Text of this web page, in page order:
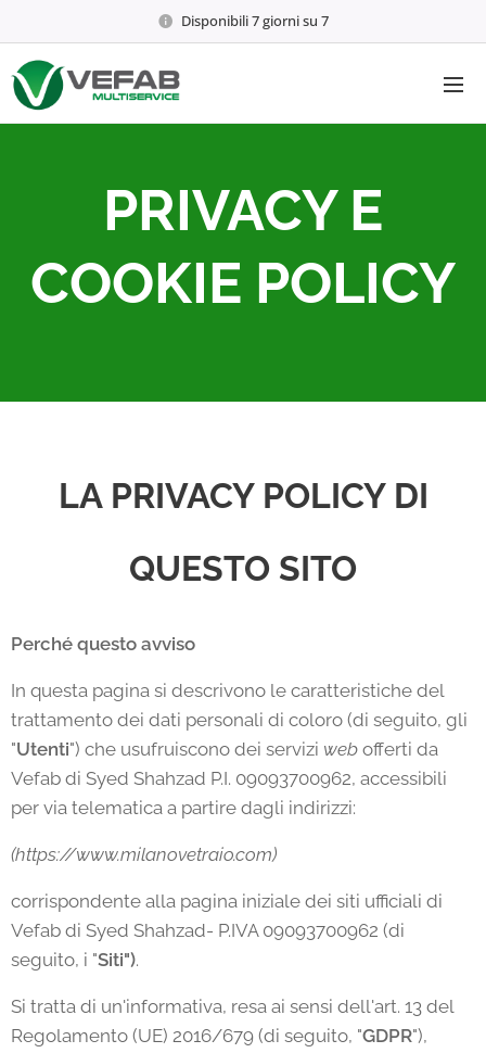
Disponibili 7 giorni su 7
PRIVACY E
COOKIE POLICY
LA PRIVACY POLICY DI
QUESTO SITO
Perché questo avviso
In questa pagina si descrivono le caratteristiche del
trattamento dei dati personali di coloro (di seguito, gli
"Utenti") che usufruiscono dei servizi web offerti da
Vefab di Syed Shahzad P.I. 09093700962, accessibili
per via telematica a partire dagli indirizzi:
(https://www.milanovetraio.com)
corrispondente alla pagina iniziale dei siti ufficiali di
Vefab di Syed Shahzad- P.IVA 09093700962 (di
seguito, i "Siti").
Si tratta di un'informativa, resa ai sensi dell'art. 13 del
Regolamento (UE) 2016/679 (di seguito, "GDPR"),